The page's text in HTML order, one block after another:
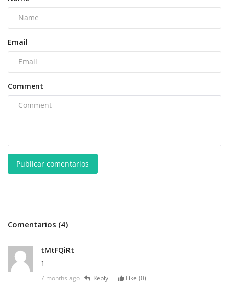
Email
Comment
Publicar comentarios
Comentarios (4)
tMtFQiRt
1
7 months ago Reply Like (0)